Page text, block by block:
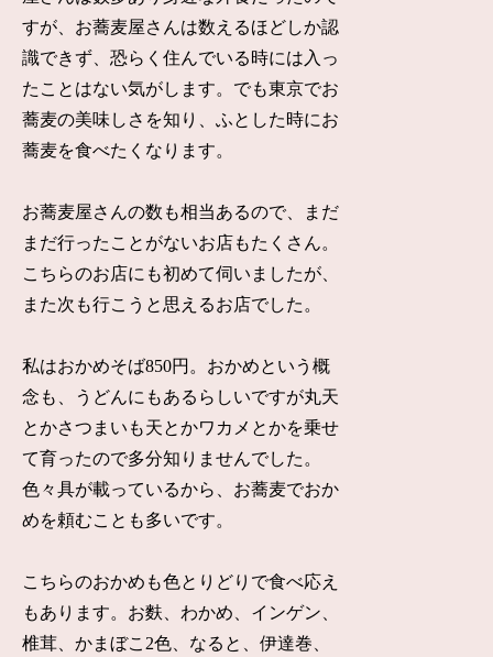
すが、お蕎麦屋さんは数えるほどしか認
識できず、恐らく住んでいる時には入っ
たことはない気がします。でも東京でお
蕎麦の美味しさを知り、ふとした時にお
蕎麦を食べたくなります。
お蕎麦屋さんの数も相当あるので、まだ
まだ行ったことがないお店もたくさん。
こちらのお店にも初めて伺いましたが、
また次も行こうと思えるお店でした。
私はおかめそば850円。おかめという概
念も、うどんにもあるらしいですが丸天
とかさつまいも天とかワカメとかを乗せ
て育ったので多分知りませんでした。
色々具が載っているから、お蕎麦でおか
めを頼むことも多いです。
こちらのおかめも色とりどりで食べ応え
もあります。お麩、わかめ、インゲン、
椎茸、かまぼこ2色、なると、伊達巻、